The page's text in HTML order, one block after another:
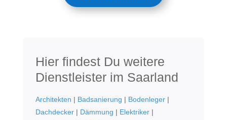
Hier findest Du weitere
Dienstleister im Saarland
Architekten | Badsanierung | Bodenleger|
Dachdecker| Dämmung | Elektriker|